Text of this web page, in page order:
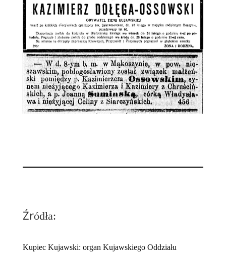
Źródła:
Kupiec Kujawski: organ Kujawskiego Oddziału